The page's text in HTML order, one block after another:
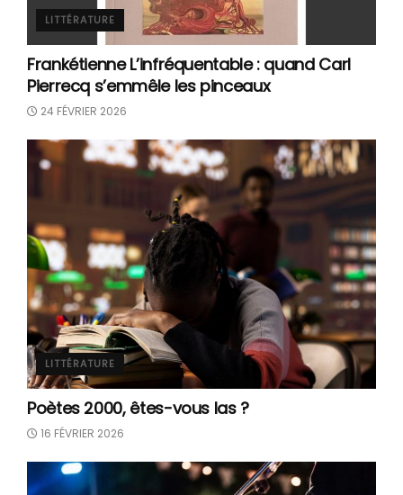
LITTÉRATURE
Frankétienne L’infréquentable : quand Carl
Pierrecq s’emmêle les pinceaux
24 FÉVRIER 2026
LITTÉRATURE
Poètes 2000, êtes-vous las ?
16 FÉVRIER 2026